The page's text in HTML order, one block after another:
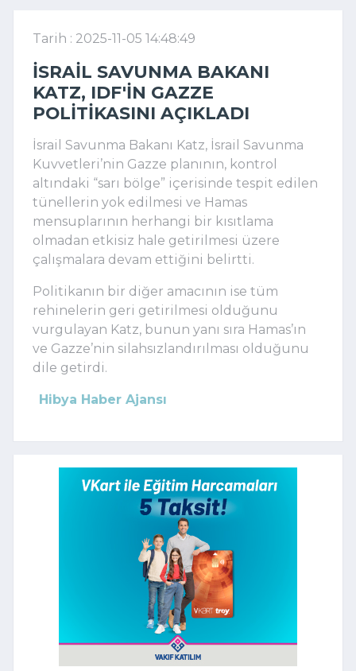
Tarih : 2025-11-05 14:48:49
İSRAIL SAVUNMA BAKANI
KATZ, IDF'IN GAZZE
POLITIKASINI AÇIKLADI
İsrail Savunma Bakanı Katz, İsrail Savunma
Kuvvetleri’nin Gazze planının, kontrol
altındaki “sarı bölge” içerisinde tespit edilen
tünellerin yok edilmesi ve Hamas
mensuplarının herhangi bir kısıtlama
olmadan etkisiz hale getirilmesi üzere
çalışmalara devam ettiğini belirtti.
Politikanın bir diğer amacının ise tüm
rehinelerin geri getirilmesi olduğunu
vurgulayan Katz, bunun yanı sıra Hamas’ın
ve Gazze’nin silahsızlandırılması olduğunu
dile getirdi.
Hibya Haber Ajansı